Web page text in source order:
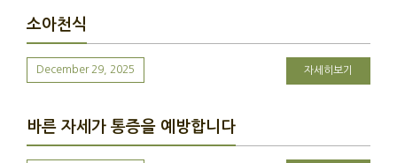
소아천식
December 29, 2025 자세히보기
바른 자세가 통증을 예방합니다